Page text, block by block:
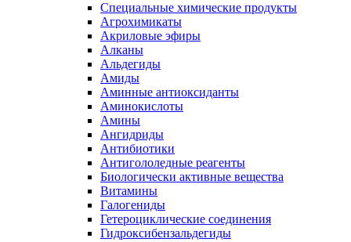
Специальные химические продукты
Агрохимикаты
Акриловые эфиры
Алканы
Альдегиды
Амиды
Аминные антиоксиданты
Аминокислоты
Амины
Ангидриды
Антибиотики
Антигололедные реагенты
Биологически активные вещества
Витамины
Галогениды
Гетероциклические соединения
Гидроксибензальдегиды